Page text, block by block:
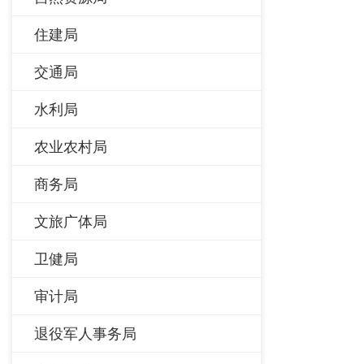
住建局
交通局
水利局
农业农村局
商务局
文旅广体局
卫健局
审计局
退役军人事务局